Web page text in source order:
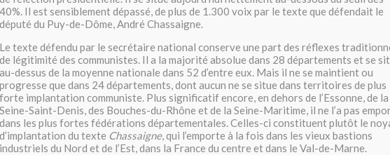
40%. Il est sensiblement dépassé, de plus de 1.300 voix par le texte que défendait le
député du Puy-de-Dôme, André Chassaigne.
Le texte défendu par le secrétaire national conserve une part des réflexes
de légitimité des communistes. Il a la majorité absolue dans 28 départements et se
au-dessus de la moyenne nationale dans 52 d’entre eux. Mais il ne se maintient ou
progresse que dans 24 départements, dont aucun ne se situe dans territoires de plus
forte implantation communiste. Plus significatif encore, en dehors de l’Essonne, de la
Seine-Saint-Denis, des Bouches-du-Rhône et de la Seine-Maritime, il ne l’a pas
dans les plus fortes fédérations départementales. Celles-ci constituent plutôt le
d’implantation du texte Chassaigne, qui l’emporte à la fois dans les vieux bastions
industriels du Nord et de l’Est, dans la France du centre et dans le Val-de-Marne.